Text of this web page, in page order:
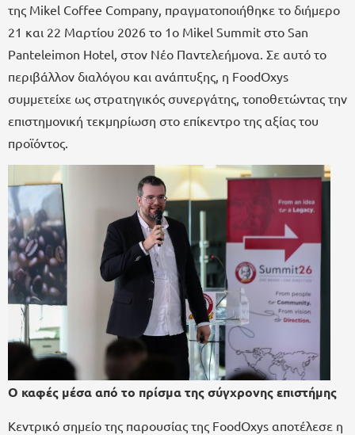
της Mikel Coffee Company, πραγματοποιήθηκε το διήμερο
21 και 22 Μαρτίου 2026 το 1ο Mikel Summit στο San
Panteleimon Hotel, στον Νέο Παντελεήμονα. Σε αυτό το
περιβάλλον διαλόγου και ανάπτυξης, η FoodOxys
συμμετείχε ως στρατηγικός συνεργάτης, τοποθετώντας την
επιστημονική τεκμηρίωση στο επίκεντρο της αξίας του
προϊόντος.
Ο καφές μέσα από το πρίσμα της σύγχρονης επιστήμης
Κεντρικό σημείο της παρουσίας της FoodOxys αποτέλεσε η